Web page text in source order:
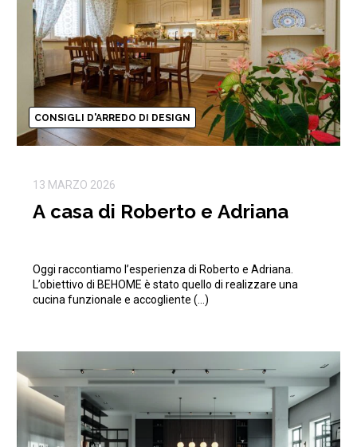
CONSIGLI D'ARREDO DI DESIGN
13 MARZO 2026
A casa di Roberto e Adriana
Oggi raccontiamo l’esperienza di Roberto e Adriana.
L’obiettivo di BEHOME è stato quello di realizzare una
cucina funzionale e accogliente (…)